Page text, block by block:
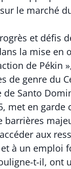
le marché
et défis
la mise en
de Pékin
de genre du
Santo
met en garde
barrières
aux
à un emploi
t-il, ont